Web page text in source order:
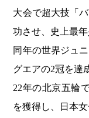
大会で超大技「
功させ、史上最
同年の世界ジュ
グエアの2冠を達
22年の北京五輪
を獲得し、日本